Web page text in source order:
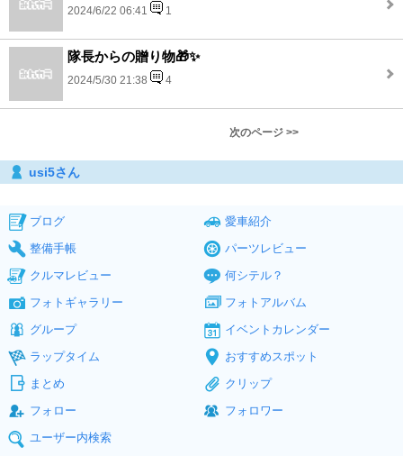
2024/6/22 06:41 1
隊長からの贈り物🎁✨
2024/5/30 21:38 4
次のページ >>
usi5さん
ブログ
愛車紹介
整備手帳
パーツレビュー
クルマレビュー
何シテル？
フォトギャラリー
フォトアルバム
グループ
イベントカレンダー
ラップタイム
おすすめスポット
まとめ
クリップ
フォロー
フォロワー
ユーザー内検索